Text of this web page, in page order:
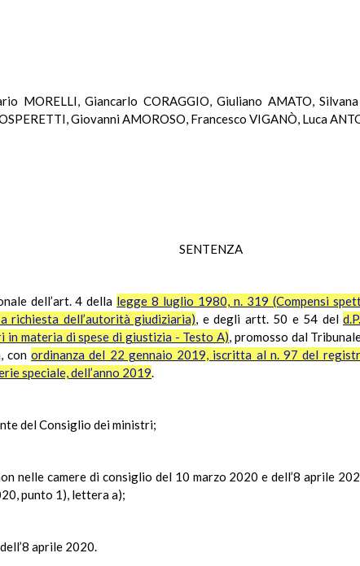
MORELLI, Giancarlo CORAGGIO, Giuliano AMATO,
Giovanni AMOROSO, Francesco VIGANÒ, Luca
SENTENZA
dell’art. 4 della legge 8 luglio 1980, n. 319 (Compensi
richiesta dell’autorità giudiziaria), e degli artt. 50 e 54 del
materia di spese di giustizia - Testo A), promosso dal
conordinanza del 22 gennaio 2019, iscritta al n. 97 del
speciale, dell’anno 2019.
del Consiglio dei ministri;
nelle camere di consiglio del 10 marzo 2020 e dell’8 aprile
punto 1), lettera a);
aprile 2020.